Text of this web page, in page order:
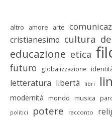
altro amore arte
cristianesimo cultura
educazione etica
futuro globalizzazione
letteratura libertà libri
modernità mondo musica
politici potere racconto